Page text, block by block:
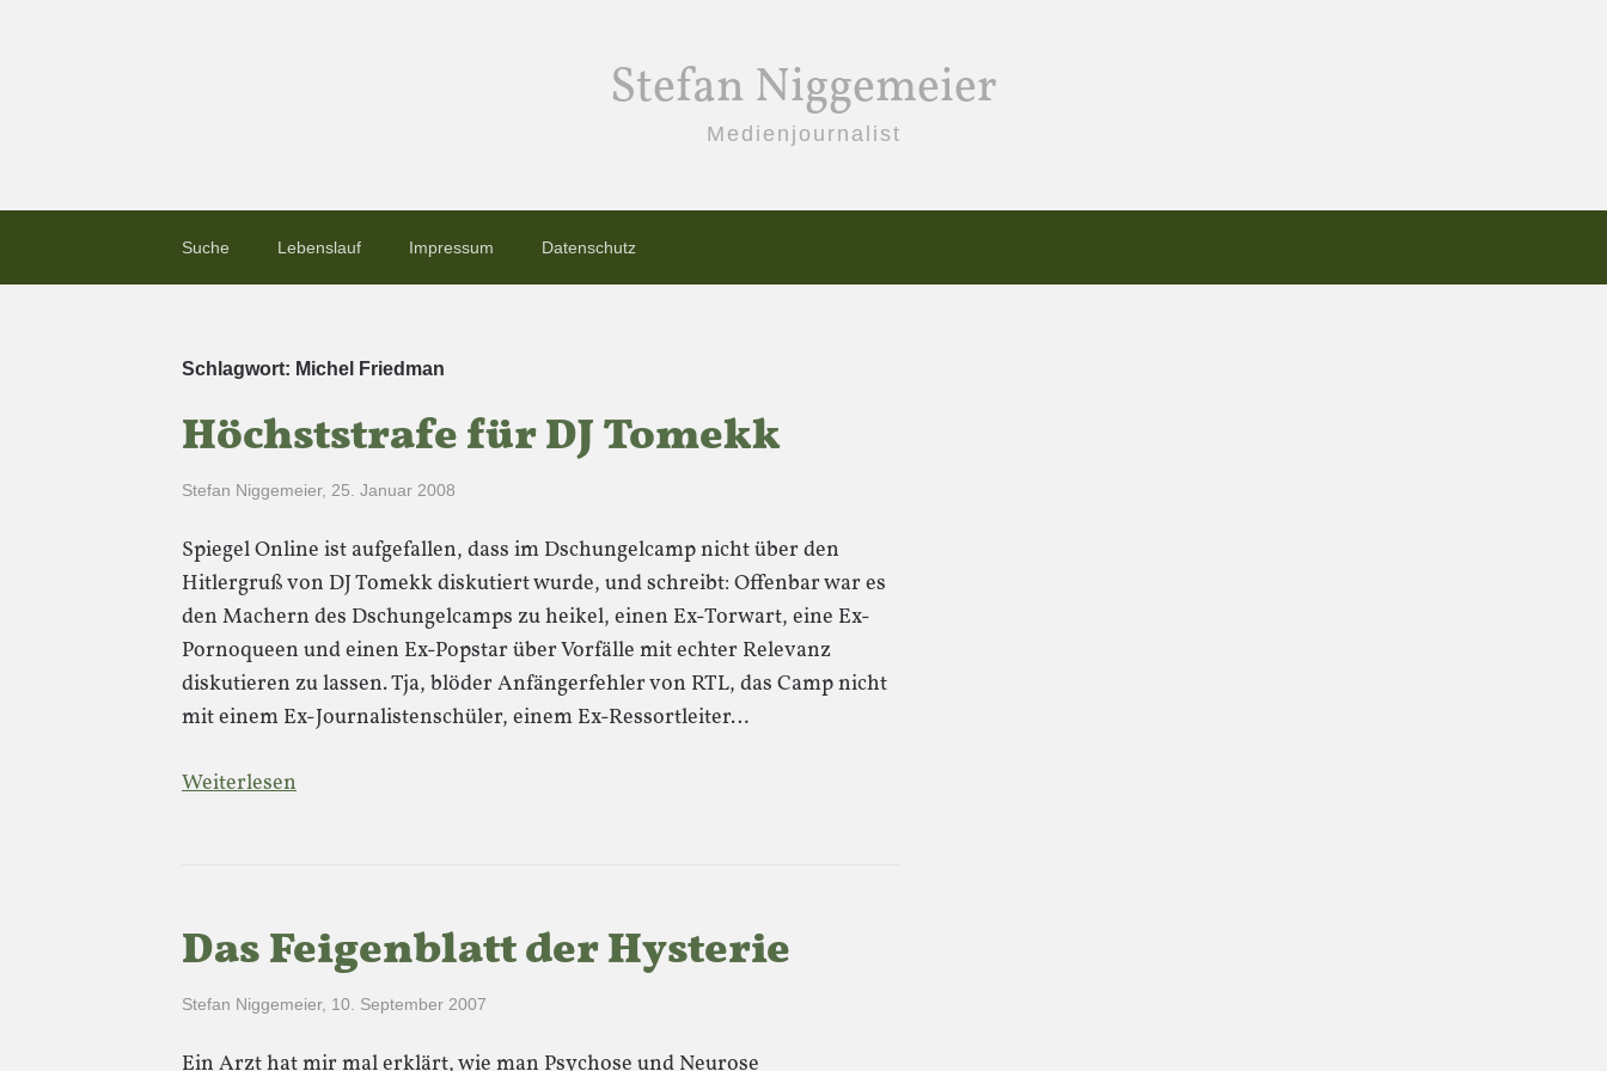
Stefan Niggemeier
Medienjournalist
Suche Lebenslauf Impressum Datenschutz
Schlagwort: Michel Friedman
Höchststrafe für DJ Tomekk
Stefan Niggemeier, 25. Januar 2008
Spiegel Online ist aufgefallen, dass im Dschungelcamp nicht über den
Hitlergruß von DJ Tomekk diskutiert wurde, und schreibt: Offenbar war es
den Machern des Dschungelcamps zu heikel, einen Ex-Torwart, eine Ex-
Pornoqueen und einen Ex-Popstar über Vorfälle mit echter Relevanz
diskutieren zu lassen. Tja, blöder Anfängerfehler von RTL, das Camp nicht
mit einem Ex-Journalistenschüler, einem Ex-Ressortleiter…
Weiterlesen
Das Feigenblatt der Hysterie
Stefan Niggemeier, 10. September 2007
Ein Arzt hat mir mal erklärt, wie man Psychose und Neurose